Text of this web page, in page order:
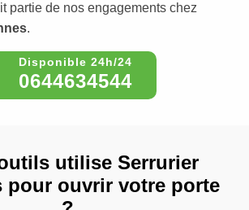
partie de nos engagements chez
.
0644634544
utilise Serrurier
pour ouvrir votre porte